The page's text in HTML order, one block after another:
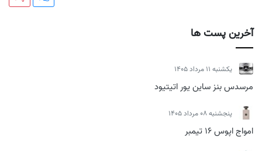
آخرین پست ها
يكشنبه 11 مرداد 1405
مرسدس بنز ساین یور اتیتیود
پنجشنبه 08 مرداد 1405
امواج اپوس 16 تیمبر